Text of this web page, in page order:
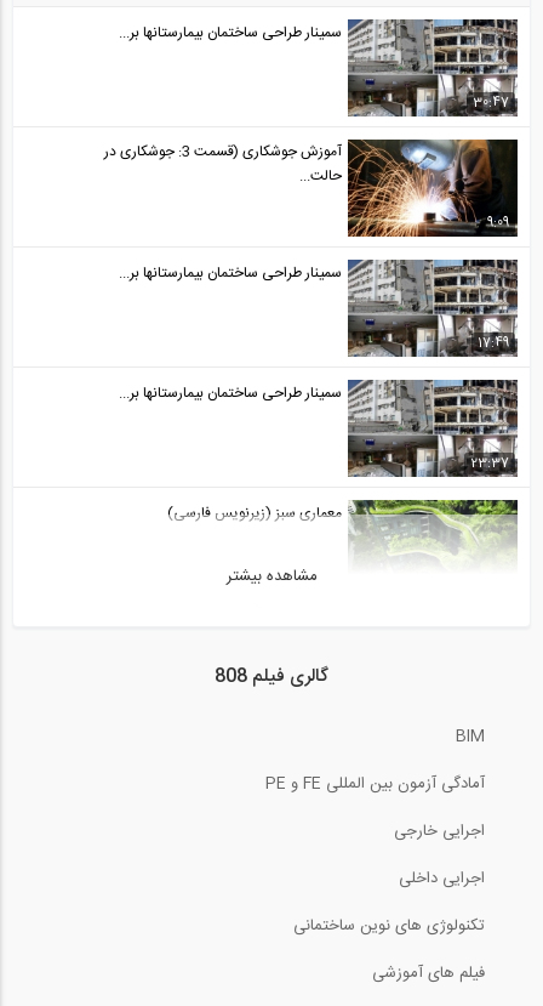
30:47
سمینار طراحی ساختمان بیمارستانها بر...
9:09
آموزش جوشکاری (قسمت 3: جوشکاری در
حالت...
17:49
سمینار طراحی ساختمان بیمارستانها بر...
23:37
سمینار طراحی ساختمان بیمارستانها بر...
معماری سبز (زیرنویس فارسی)
3:58
حالت...
مشاهده بیشتر
گالری فیلم 808
BIM
آمادگی آزمون بین المللی FE و PE
اجرایی خارجی
اجرایی داخلی
تکنولوژی های نوین ساختمانی
فیلم های آموزشی